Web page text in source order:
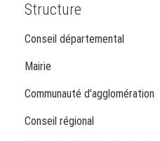
Structure
Conseil départemental
Mairie
Communauté d'agglomération
Conseil régional